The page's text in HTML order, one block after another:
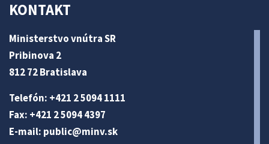
KONTAKT
Ministerstvo vnútra SR
Pribinova 2
812 72 Bratislava
Telefón: +421 2 5094 1111
Fax: +421 2 5094 4397
E-mail: public@minv.sk